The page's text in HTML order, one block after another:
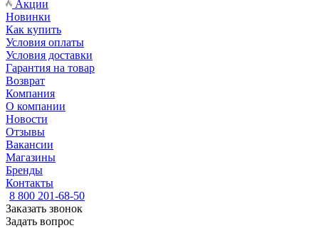
Акции
Новинки
Как купить
Условия оплаты
Условия доставки
Гарантия на товар
Возврат
Компания
О компании
Новости
Отзывы
Вакансии
Магазины
Бренды
Контакты
8 800 201-68-50
Заказать звонок
Задать вопрос